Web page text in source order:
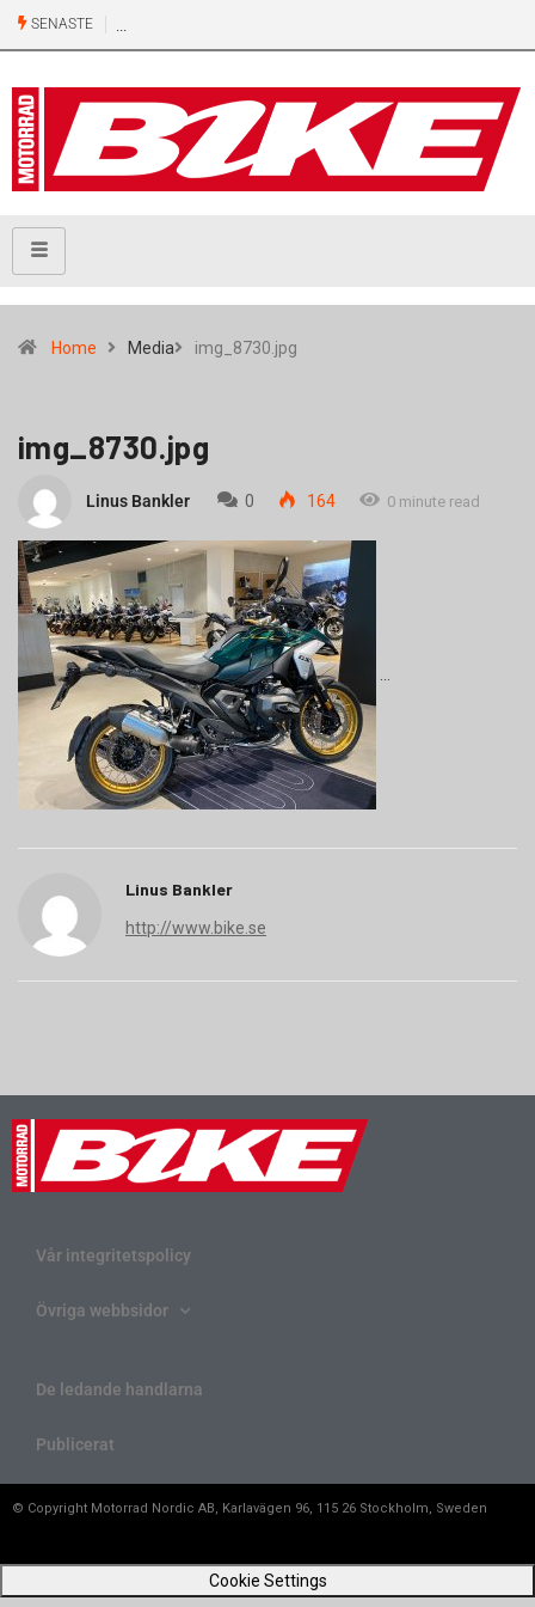
SENASTE
Home Media img_8730.jpg
img_8730.jpg
Linus Bankler 0 164 0 minute read
Linus Bankler
http://www.bike.se
Vår integritetspolicy
Övriga webbsidor
De ledande handlarna
Publicerat
© Copyright Motorrad Nordic AB, Karlavägen 96, 115 26 Stockholm, Sweden
Cookie Settings